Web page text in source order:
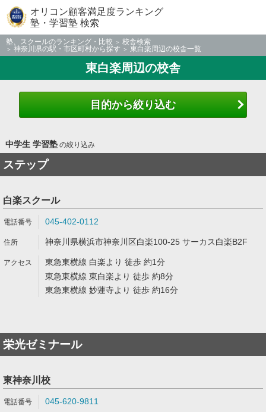
オリコン顧客満足度ランキング
塾・学習塾 検索
塾、スクールのランキング・比較
校舎検索
神奈川県の駅・市区町村から探す
東白楽周辺の校舎一覧
東白楽周辺の校舎
目的から絞り込む
中学生 学習塾の絞り込み
ステップ
白楽スクール
045-402-0112
神奈川県横浜市神奈川区白楽100-25 サーカス白楽B2F
東急東横線 白楽より 徒歩 約1分
東急東横線 東白楽より 徒歩 約8分
東急東横線 妙蓮寺より 徒歩 約16分
栄光ゼミナール
東神奈川校
045-620-9811